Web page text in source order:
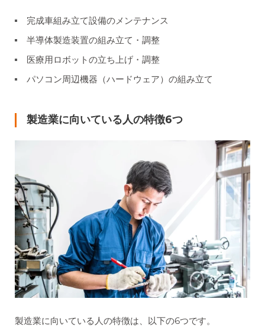
完成車組み立て設備のメンテナンス
半導体製造装置の組み立て・調整
医療用ロボットの立ち上げ・調整
パソコン周辺機器（ハードウェア）の組み立て
製造業に向いている人の特徴6つ
製造業に向いている人の特徴は、以下の6つです。